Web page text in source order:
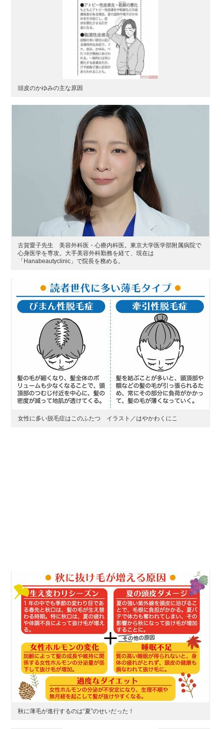
頭皮のかゆみの主な原因
古賀愛子先生 美容外科医・心療内科医。東京大学医学部附属病院で
心身医学を専攻。大手美容外科勤務を経て、現在は
「Hanabeautyclinic」で院長を務める。
女性に多い脱毛症はこのふたつ イラスト／はやかわくにこ
秋に薄毛が進行するのは“夏”のせいだった！